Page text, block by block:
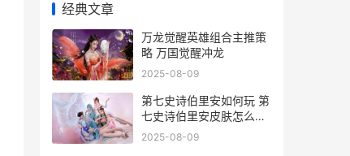
经典文章
万龙觉醒英雄组合主推策
略 万国觉醒冲龙
2025-08-09
第七史诗伯里安如何玩 第
七史诗伯里安皮肤怎么获
得
2025-08-09